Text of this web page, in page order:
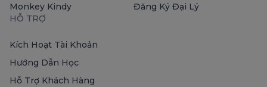
Monkey Kindy
Đăng Ký Đại Lý
HỖ TRỢ
Kích Hoạt Tài Khoản
Hướng Dẫn Học
Hỗ Trợ Khách Hàng